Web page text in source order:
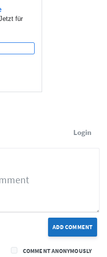
Login
ADD COMMENT
COMMENT ANONYMOUSLY